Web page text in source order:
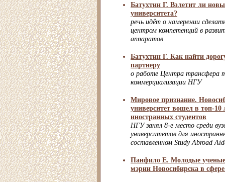
Батухтин Г. Взлетит ли
университета?
речь идёт о намерении
центром компетенций в
аппаратов
Батухтин Г. Как найти
партнеру
о работе Центра трансфера
коммерциализации НГУ
Мировое признание.
университет вошел в топ-
иностранных студентов
НГУ занял 8-е место среди
университетов для
составленном Study Abroad
Панфило Е. Молодые
мэрии Новосибирска в